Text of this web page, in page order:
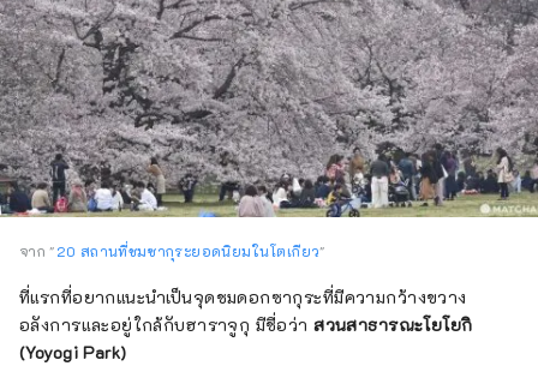
จาก "20 สถานที่ชมซากุระยอดนิยมในโตเกียว"
ที่แรกที่อยากแนะนำเป็นจุดชมดอกซากุระที่มีความกว้างขวาง
อลังการและอยู่ใกล้กับฮาราจูกุ มีชื่อว่าสวนสาธารณะโยโยกิ
(Yoyogi Park)